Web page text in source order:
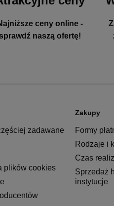
ceny online -
naszą ofertę!
zadawane
plików cookies
Zakupy
Formy
Rodzaje i
Czas
Sprzedaż
instytucje